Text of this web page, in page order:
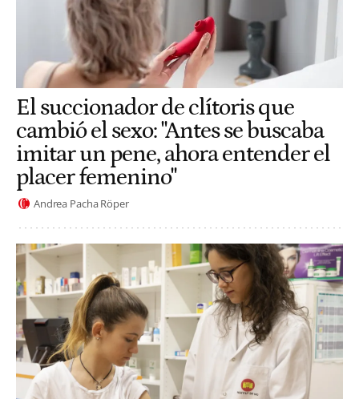
El succionador de clítoris que
cambió el sexo: "Antes se buscaba
imitar un pene, ahora entender el
placer femenino"
Andrea Pacha Röper